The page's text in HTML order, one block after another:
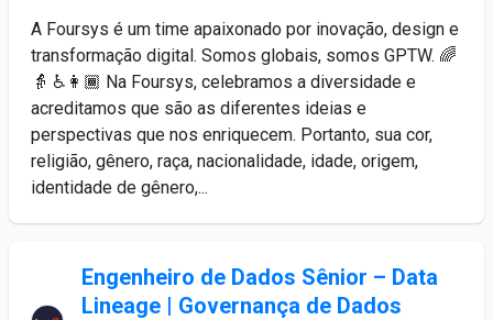
A Foursys é um time apaixonado por inovação, design e
transformação digital. Somos globais, somos GPTW. 🌈
👵 ♿️👩🏾 Na Foursys, celebramos a diversidade e
acreditamos que são as diferentes ideias e
perspectivas que nos enriquecem. Portanto, sua cor,
religião, gênero, raça, nacionalidade, idade, origem,
identidade de gênero,...
Engenheiro de Dados Sênior – Data
Lineage | Governança de Dados